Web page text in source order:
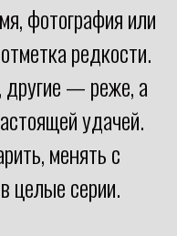
фотография или
редкости.
другие — реже, а
удачей.
менять с
целые серии.